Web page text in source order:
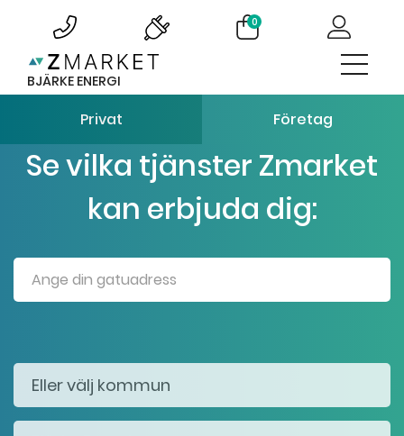
0
BJÄRKE ENERGI
Privat Företag
Se vilka tjänster Zmarket
kan erbjuda dig: